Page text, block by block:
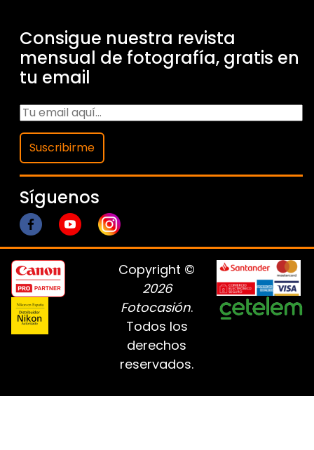
Consigue nuestra revista
mensual de fotografía, gratis en
tu email
Suscribirme
Síguenos
Copyright ©
2026
Fotocasión.
Todos los
derechos
reservados.